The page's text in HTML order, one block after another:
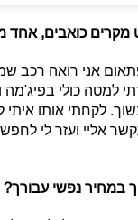
מקרים כואבים, אחד
אני רואה רכב
למטה כולי
לקחתי אותו
התקשר אליי ועזר לי
במחיר נפשי עבורך?